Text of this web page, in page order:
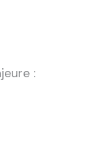
: